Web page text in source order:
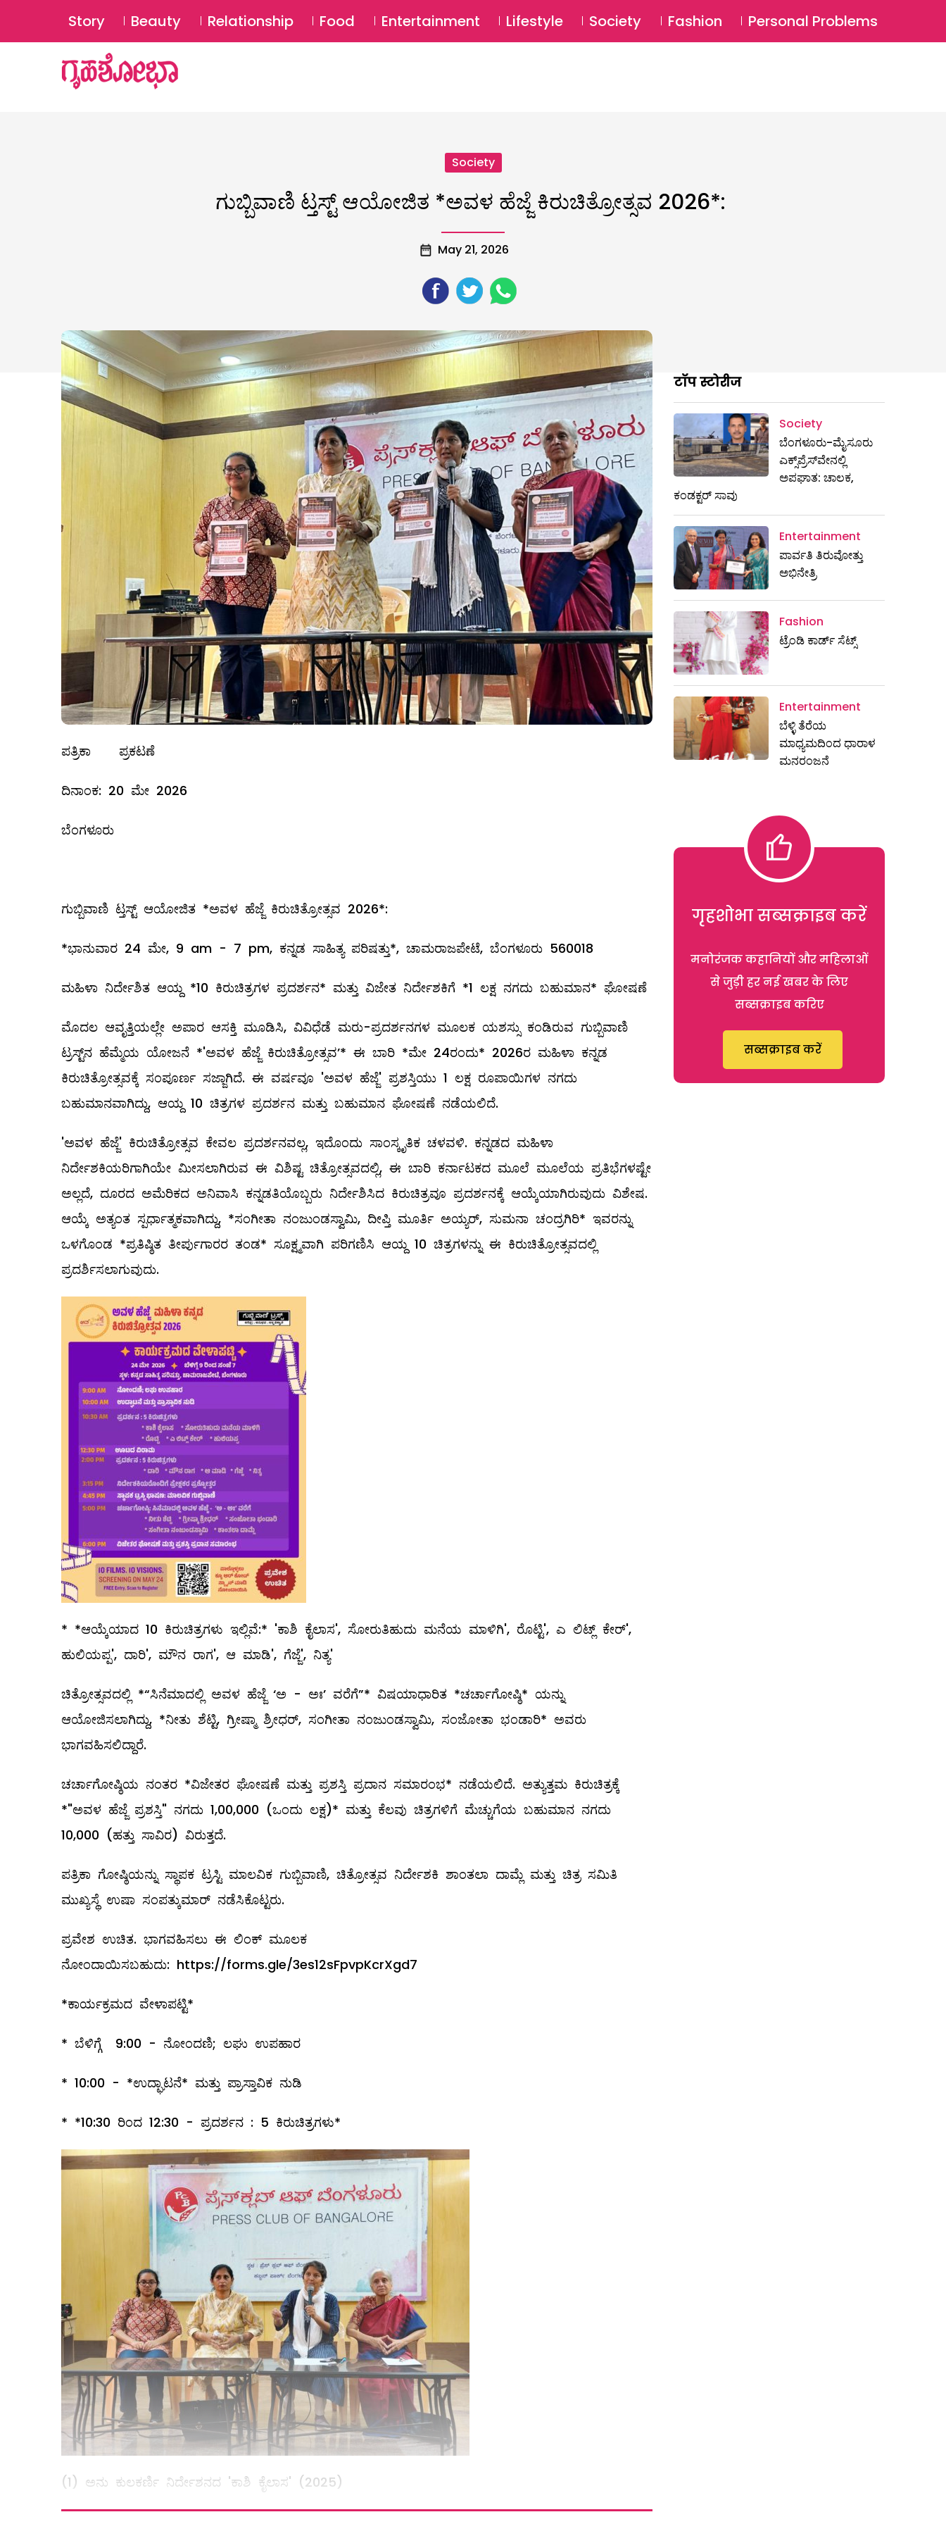
SUBSCRIBE Login ⚲
Story Beauty Relationship Food Entertainment Lifestyle Society Fashion Personal Problems
Society
ಗುಬ್ಬಿವಾಣಿ ಟ್ತಸ್ಟ್ ಆಯೋಜಿತ *ಅವಳ ಹೆಜ್ಜೆ ಕಿರುಚಿತ್ರೋತ್ಸವ 2026*:
May 21, 2026
ಪತ್ರಿಕಾ ಪ್ರಕಟಣೆ
ದಿನಾಂಕ: 20 ಮೇ 2026
ಬೆಂಗಳೂರು
ಗುಬ್ಬಿವಾಣಿ ಟ್ತಸ್ಟ್ ಆಯೋಜಿತ *ಅವಳ ಹೆಜ್ಜೆ ಕಿರುಚಿತ್ರೋತ್ಸವ 2026*:
*ಭಾನುವಾರ 24 ಮೇ, 9 am - 7 pm, ಕನ್ನಡ ಸಾಹಿತ್ಯ ಪರಿಷತ್ತು*, ಚಾಮರಾಜಪೇಟೆ, ಬೆಂಗಳೂರು 560018
ಮಹಿಳಾ ನಿರ್ದೇಶಿತ ಆಯ್ದ *10 ಕಿರುಚಿತ್ರಗಳ ಪ್ರದರ್ಶನ* ಮತ್ತು ವಿಜೇತ ನಿರ್ದೇಶಕಿಗೆ *₹1 ಲಕ್ಷ ನಗದು ಬಹುಮಾನ* ಘೋಷಣೆ
ಮೊದಲ ಆವೃತ್ತಿಯಲ್ಲೇ ಅಪಾರ ಆಸಕ್ತಿ ಮೂಡಿಸಿ, ವಿವಿಧೆಡೆ ಮರು-ಪ್ರದರ್ಶನಗಳ ಮೂಲಕ ಯಶಸ್ಸು ಕಂಡಿರುವ ಗುಬ್ಬಿವಾಣಿ
ಟ್ರಸ್ಟ್‌ನ ಹೆಮ್ಮೆಯ ಯೋಜನೆ *'ಅವಳ ಹೆಜ್ಜೆ ಕಿರುಚಿತ್ರೋತ್ಸವ’* ಈ ಬಾರಿ *ಮೇ 24ರಂದು* 2026ರ ಮಹಿಳಾ ಕನ್ನಡ
ಕಿರುಚಿತ್ರೋತ್ಸವಕ್ಕೆ ಸಂಪೂರ್ಣ ಸಜ್ಜಾಗಿದೆ. ಈ ವರ್ಷವೂ 'ಅವಳ ಹೆಜ್ಜೆ' ಪ್ರಶಸ್ತಿಯು 1 ಲಕ್ಷ ರೂಪಾಯಿಗಳ ನಗದು
ಬಹುಮಾನವಾಗಿದ್ದು, ಆಯ್ದ 10 ಚಿತ್ರಗಳ ಪ್ರದರ್ಶನ ಮತ್ತು ಬಹುಮಾನ ಘೋಷಣೆ ನಡೆಯಲಿದೆ.
'ಅವಳ ಹೆಜ್ಜೆ' ಕಿರುಚಿತ್ರೋತ್ಸವ ಕೇವಲ ಪ್ರದರ್ಶನವಲ್ಲ, ಇದೊಂದು ಸಾಂಸ್ಕೃತಿಕ ಚಳವಳಿ. ಕನ್ನಡದ ಮಹಿಳಾ
ನಿರ್ದೇಶಕಿಯರಿಗಾಗಿಯೇ ಮೀಸಲಾಗಿರುವ ಈ ವಿಶಿಷ್ಟ ಚಿತ್ರೋತ್ಸವದಲ್ಲಿ, ಈ ಬಾರಿ ಕರ್ನಾಟಕದ ಮೂಲೆ ಮೂಲೆಯ ಪ್ರತಿಭೆಗಳಷ್ಟೇ
ಅಲ್ಲದೆ, ದೂರದ ಅಮೆರಿಕದ ಅನಿವಾಸಿ ಕನ್ನಡತಿಯೊಬ್ಬರು ನಿರ್ದೇಶಿಸಿದ ಕಿರುಚಿತ್ರವೂ ಪ್ರದರ್ಶನಕ್ಕೆ ಆಯ್ಕೆಯಾಗಿರುವುದು ವಿಶೇಷ.
ಆಯ್ಕೆ ಅತ್ಯಂತ ಸ್ಪರ್ಧಾತ್ಮಕವಾಗಿದ್ದು, *ಸಂಗೀತಾ ನಂಜುಂಡಸ್ವಾಮಿ, ದೀಪ್ತಿ ಮೂರ್ತಿ ಅಯ್ಯರ್, ಸುಮನಾ ಚಂದ್ರಗಿರಿ* ಇವರನ್ನು
ಒಳಗೊಂಡ *ಪ್ರತಿಷ್ಠಿತ ತೀರ್ಪುಗಾರರ ತಂಡ* ಸೂಕ್ಷ್ಮವಾಗಿ ಪರಿಗಣಿಸಿ ಆಯ್ದ 10 ಚಿತ್ರಗಳನ್ನು ಈ ಕಿರುಚಿತ್ರೋತ್ಸವದಲ್ಲಿ
ಪ್ರದರ್ಶಿಸಲಾಗುವುದು.
* *ಆಯ್ಕೆಯಾದ 10 ಕಿರುಚಿತ್ರಗಳು ಇಲ್ಲಿವೆ:* 'ಕಾಶಿ ಕೈಲಾಸ', ಸೋರುತಿಹುದು ಮನೆಯ ಮಾಳಿಗಿ', ರೊಟ್ಟಿ', ಎ ಲಿಟ್ಲ್ ಕೇರ್',
ಹುಲಿಯಪ್ಪ', ದಾರಿ', ಮೌನ ರಾಗ', ಆ ಮಾಡಿ', ಗೆಜ್ಜೆ', ನಿತ್ಯ'
ಚಿತ್ರೋತ್ಸವದಲ್ಲಿ *“ಸಿನೆಮಾದಲ್ಲಿ ಅವಳ ಹೆಜ್ಜೆ ‘ಅ - ಅಃ’ ವರೆಗೆ”* ವಿಷಯಾಧಾರಿತ *ಚರ್ಚಾಗೋಷ್ಠಿ* ಯನ್ನು
ಆಯೋಜಿಸಲಾಗಿದ್ದು, *ನೀತು ಶೆಟ್ಟಿ, ಗ್ರೀಷ್ಮಾ ಶ್ರೀಧರ್, ಸಂಗೀತಾ ನಂಜುಂಡಸ್ವಾಮಿ, ಸಂಜೋತಾ ಭಂಡಾರಿ* ಅವರು
ಭಾಗವಹಿಸಲಿದ್ದಾರೆ.
ಚರ್ಚಾಗೋಷ್ಠಿಯ ನಂತರ *ವಿಜೇತರ ಘೋಷಣೆ ಮತ್ತು ಪ್ರಶಸ್ತಿ ಪ್ರದಾನ ಸಮಾರಂಭ* ನಡೆಯಲಿದೆ. ಅತ್ಯುತ್ತಮ ಕಿರುಚಿತ್ರಕ್ಕೆ
*"ಅವಳ ಹೆಜ್ಜೆ ಪ್ರಶಸ್ತಿ" ನಗದು ₹1,00,000 (ಒಂದು ಲಕ್ಷ)* ಮತ್ತು ಕೆಲವು ಚಿತ್ರಗಳಿಗೆ ಮೆಚ್ಚುಗೆಯ ಬಹುಮಾನ ನಗದು
₹10,000 (ಹತ್ತು ಸಾವಿರ) ವಿರುತ್ತದೆ.
ಪತ್ರಿಕಾ ಗೋಷ್ಠಿಯನ್ನು ಸ್ಥಾಪಕ ಟ್ರಸ್ಟಿ ಮಾಲವಿಕ ಗುಬ್ಬಿವಾಣಿ, ಚಿತ್ರೋತ್ಸವ ನಿರ್ದೇಶಕಿ ಶಾಂತಲಾ ದಾಮ್ಲೆ ಮತ್ತು ಚಿತ್ರ ಸಮಿತಿ
ಮುಖ್ಯಸ್ಥೆ ಉಷಾ ಸಂಪತ್ಕುಮಾರ್ ನಡೆಸಿಕೊಟ್ಟರು.
ಪ್ರವೇಶ ಉಚಿತ. ಭಾಗವಹಿಸಲು ಈ ಲಿಂಕ್ ಮೂಲಕ
ನೋಂದಾಯಿಸಬಹುದು: https://forms.gle/3es12sFpvpKcrXgd7
*ಕಾರ್ಯಕ್ರಮದ ವೇಳಾಪಟ್ಟಿ*
* ಬೆಳಿಗ್ಗೆ 9:00 - ನೋಂದಣಿ; ಲಘು ಉಪಹಾರ
* 10:00 - *ಉದ್ಘಾಟನೆ* ಮತ್ತು ಪ್ರಾಸ್ತಾವಿಕ ನುಡಿ
* *10:30 ರಿಂದ 12:30 - ಪ್ರದರ್ಶನ : 5 ಕಿರುಚಿತ್ರಗಳು*
(1) ಅನು ಕುಲಕರ್ಣಿ ನಿರ್ದೇಶನದ 'ಕಾಶಿ ಕೈಲಾಸ' (2025)
टॉप स्टोरीज
Society
ಬೆಂಗಳೂರು-ಮೈಸೂರು
ಎಕ್ಸ್​ಪ್ರೆಸ್‌ವೇನಲ್ಲಿ
ಅಪಘಾತ: ಚಾಲಕ,
ಕಂಡಕ್ಟರ್ ಸಾವು
Entertainment
ಪಾರ್ವತಿ ತಿರುವೋತ್ತು
ಅಭಿನೇತ್ರಿ
Fashion
ಟ್ರೆಂಡಿ ಕಾರ್ಡ್‌ ಸೆಟ್ಸ್
Entertainment
ಬೆಳ್ಳಿ ತೆರೆಯ
ಮಾಧ್ಯಮದಿಂದ ಧಾರಾಳ
ಮನರಂಜನೆ
गृहशोभा सब्सक्राइब करें
मनोरंजक कहानियों और महिलाओं
से जुड़ी हर नई खबर के लिए
सब्सक्राइब करिए
सब्सक्राइब करें